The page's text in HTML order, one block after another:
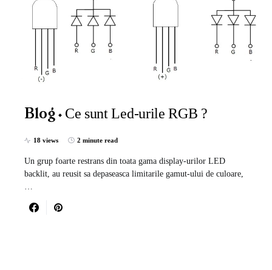
Blog Ce sunt Led-urile RGB ?
18 views 2 minute read
Un grup foarte restrans din toata gama display-urilor LED
backlit, au reusit sa depaseasca limitarile gamut-ului de culoare,
…